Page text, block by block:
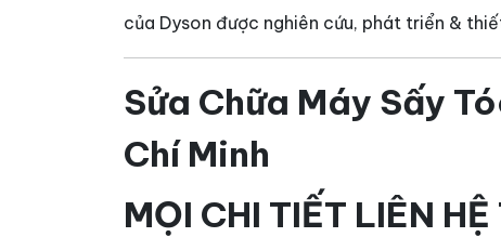
của Dyson được nghiên cứu, phát triển &
Sửa Chữa Máy Sấy
Chí Minh
MỌI CHI TIẾT LIÊN